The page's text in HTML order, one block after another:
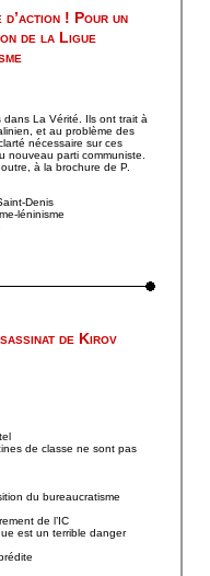
d’action ! Pour un
de la Ligue
dans La Vérité. Ils ont trait à
et au problème des
nécessaire sur ces
nouveau parti communiste.
à la brochure de P.
Denis
léninisme
de Kirov
de classe ne sont pas
du bureaucratisme
de l’IC
est un terrible danger